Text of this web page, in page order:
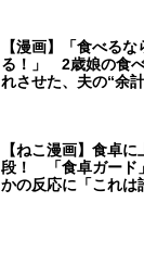
【漫画】「食べる
る！」 2歳娘の食
れさせた、夫の“余
【ねこ漫画】食卓
段！ 「食卓ガー
かの反応に「これは